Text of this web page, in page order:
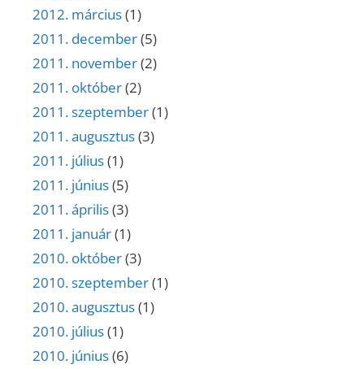
2012. március(1)
2011. december(5)
2011. november(2)
2011. október(2)
2011. szeptember(1)
2011. augusztus(3)
2011. július(1)
2011. június(5)
2011. április(3)
2011. január(1)
2010. október(3)
2010. szeptember(1)
2010. augusztus(1)
2010. július(1)
2010. június(6)